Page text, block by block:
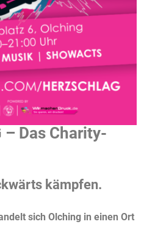
– Das Charity-
kämpfen.
sich Olching in einen Ort